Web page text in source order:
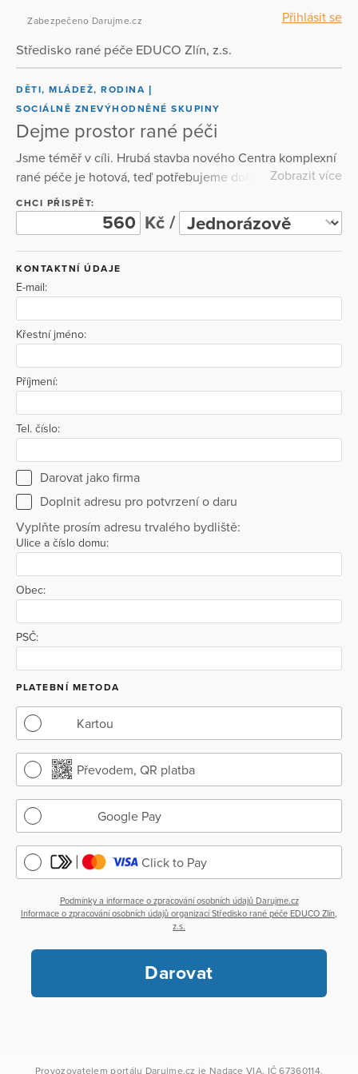
Přihlásit se
Zabezpečeno Darujme.cz
Středisko rané péče EDUCO Zlín, z.s.
DĚTI, MLÁDEŽ, RODINA
SOCIÁLNĚ ZNEVÝHODNĚNÉ SKUPINY
Dejme prostor rané péči
Jsme téměř v cíli. Hrubá stavba nového Centra komplexní
rané péče je hotová, teď potřebujeme dokončit interiér a
vybavení. Pomozte nám otevřít místo, kde rodiny s dětmi
se zdravotním postižením najdou odbornou pomoc,
podporu a pochopení.
Zobrazit více
CHCI PŘISPĚT:
Kč /
KONTAKTNÍ ÚDAJE
E-mail:
Křestní jméno:
Příjmení:
Tel. číslo:
Darovat jako firma
Doplnit adresu pro potvrzení o daru
Vyplňte prosím adresu trvalého bydliště:
Ulice a číslo domu:
Obec:
PSČ:
PLATEBNÍ METODA
Kartou
Převodem, QR platba
Google Pay
Click to Pay
Podmínky a informace o zpracování osobních údajů Darujme.cz
Informace o zpracování osobních údajů organizací Středisko rané péče EDUCO Zlín,
z.s.
Darovat
Provozovatelem portálu Darujme.cz je Nadace VIA, IČ 67360114.